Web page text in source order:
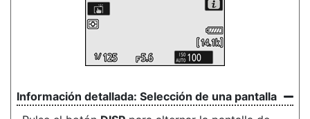
Selección de una pantalla